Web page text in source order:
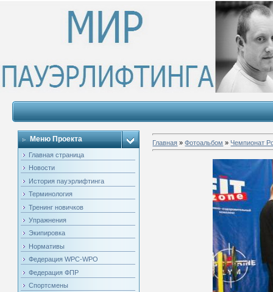
Меню Проекта
Главная страница
Новости
История пауэрлифтинга
Терминология
Тренинг новичков
Упражнения
Экипировка
Нормативы
Федерация WPC-WPO
Федерация ФПР
Спортсмены
Главная »Фотоальбом »Чемпионат